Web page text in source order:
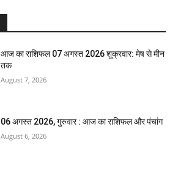
आज का राशिफल 07 अगस्त 2026 शुक्रवार: मेष से मीन
तक
August 7, 2026
06 अगस्त 2026, गुरुवार : आज का राशिफल और पंचांग
August 6, 2026